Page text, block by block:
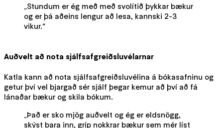
„Stundum er ég með með svolítið þykkar bækur
og er þá aðeins lengur að lesa, kannski 2-3
vikur.“
Auðvelt að nota sjálfsafgreiðsluvélarnar
Katla kann að nota sjálfsafgreiðsluvélina á bókasafninu og
getur því vel bjargað sér sjálf þegar kemur að því að fá
lánaðar bækur og skila bókum.
„Það er sko mjög auðvelt og ég er eldsnögg,
skýst bara inn, gríp nokkrar bækur sem mér líst